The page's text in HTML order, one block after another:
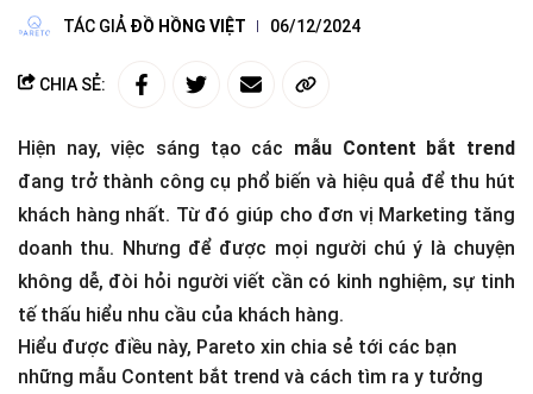
TÁC GIẢ ĐỒ HỒNG VIỆT 06/12/2024
CHIA SẺ:
Hiện nay, việc sáng tạo các mẫu Content bắt trend
đang trở thành công cụ phổ biến và hiệu quả để thu hút
khách hàng nhất. Từ đó giúp cho đơn vị Marketing tăng
doanh thu. Nhưng để được mọi người chú ý là chuyện
không dễ, đòi hỏi người viết cần có kinh nghiệm, sự tinh
tế thấu hiểu nhu cầu của khách hàng.
Hiểu được điều này, Pareto xin chia sẻ tới các bạn
những mẫu Content bắt trend và cách tìm ra y tưởng